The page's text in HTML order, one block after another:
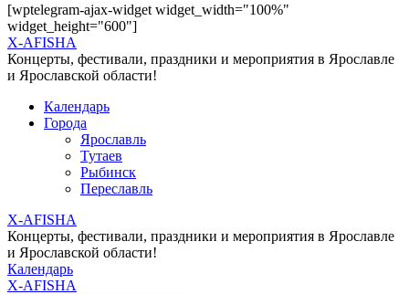
[wptelegram-ajax-widget widget_width="100%"
widget_height="600"]
X-AFISHA
Концерты, фестивали, праздники и мероприятия в Ярославле
и Ярославской области!
Календарь
Города
Ярославль
Тутаев
Рыбинск
Переславль
X-AFISHA
Концерты, фестивали, праздники и мероприятия в Ярославле
и Ярославской области!
Календарь
X-AFISHA